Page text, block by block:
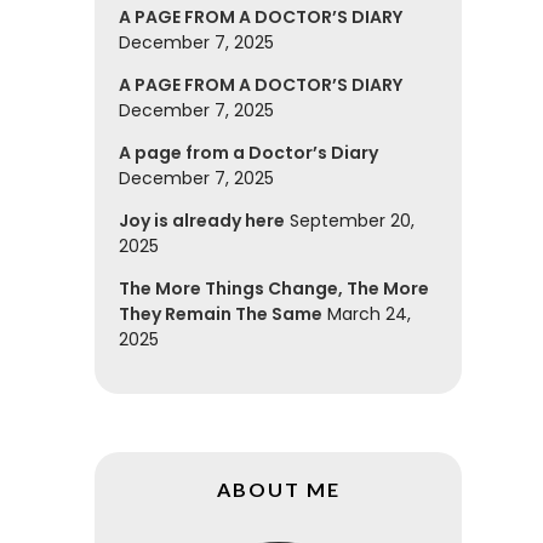
A PAGE FROM A DOCTOR’S DIARY
December 7, 2025
A PAGE FROM A DOCTOR’S DIARY
December 7, 2025
A page from a Doctor’s Diary
December 7, 2025
Joy is already here September 20,
2025
The More Things Change, The More
They Remain The Same March 24,
2025
ABOUT ME